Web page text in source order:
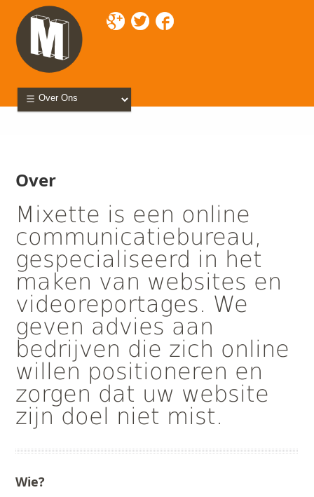
Over
Mixette is een online
communicatiebureau,
gespecialiseerd in het
maken van websites en
videoreportages. We
geven advies aan
bedrijven die zich online
willen positioneren en
zorgen dat uw website
zijn doel niet mist.
Wie?